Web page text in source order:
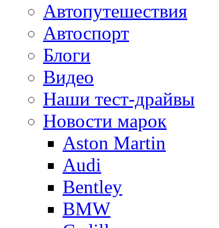
Автопутешествия
Автоспорт
Блоги
Видео
Наши тест-драйвы
Новости марок
Aston Martin
Audi
Bentley
BMW